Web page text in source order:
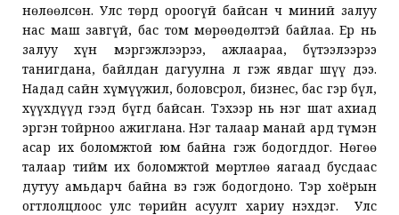
нөлөөлсөн. Улс төрд ороогүй байсан ч миний залуу
нас маш завгүй, бас том мөрөөдөлтэй байлаа. Ер нь
залуу хүн мэргэжлээрээ, ажлаараа, бүтээлээрээ
танигдана, байлдан дагуулна л гэж явдаг шүү дээ.
Надад сайн хүмүүжил, боловсрол, бизнес, бас гэр бүл,
хүүхдүүд гээд бүгд байсан. Тэхээр нь нэг шат ахиад
эргэн тойрноо ажиглана. Нэг талаар манай ард түмэн
асар их боломжтой юм байна гэж бодогддог. Нөгөө
талаар тийм их боломжтой мөртлөө яагаад бусдаас
дутуу амьдарч байна вэ гэж бодогдоно. Тэр хоёрын
огтлолцлоос улс төрийн асуулт хариу нэхдэг. Улс